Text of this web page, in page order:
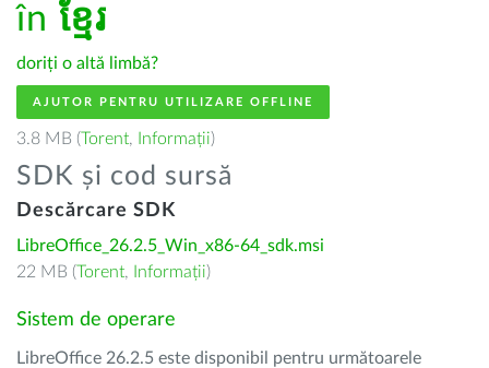
în ខ្មែរ
doriți o altă limbă?
AJUTOR PENTRU UTILIZARE OFFLINE
3.8 MB (Torent, Informații)
SDK și cod sursă
Descărcare SDK
LibreOffice_26.2.5_Win_x86-64_sdk.msi
22 MB (Torent, Informații)
Sistem de operare
LibreOffice 26.2.5 este disponibil pentru următoarele